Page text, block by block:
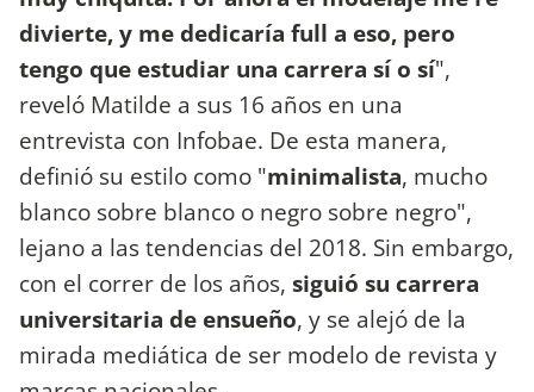
divierte, y me dedicaría full a eso, pero
tengo que estudiar una carrera sí o sí",
reveló Matilde a sus 16 años en una
entrevista con Infobae. De esta manera,
definió su estilo como "minimalista, mucho
blanco sobre blanco o negro sobre negro",
lejano a las tendencias del 2018. Sin embargo,
con el correr de los años, siguió su carrera
universitaria de ensueño, y se alejó de la
mirada mediática de ser modelo de revista y